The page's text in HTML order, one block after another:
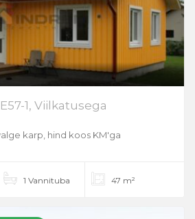
1, Viilkatusega
karp, hind koos KM'ga
1 Vannituba 47 m²